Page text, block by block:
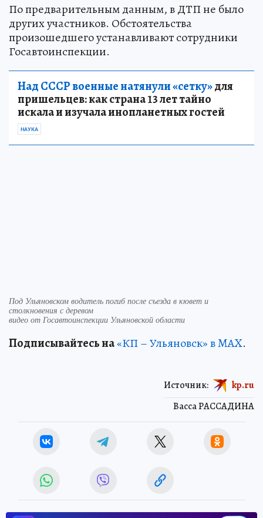
По предварительным данным, в ДТП не было
других участников. Обстоятельства
произошедшего устанавливают сотрудники
Госавтоинспекции.
Над СССР военные натянули «сетку»для
пришельцев: как страна 13 лет тайно
искала и изучала инопланетных гостей
НАУКА
Под Ульяновском водитель погиб после съезда в кювет и
столкновения с деревом
видео от Госавтоинспекции Ульяновской области
Подписывайтесь на«КП – Ульяновск» в MAX.
Васса РАССАДИНА
Источник: kp.ru